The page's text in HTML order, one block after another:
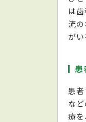
は
流
がい
患
な
療